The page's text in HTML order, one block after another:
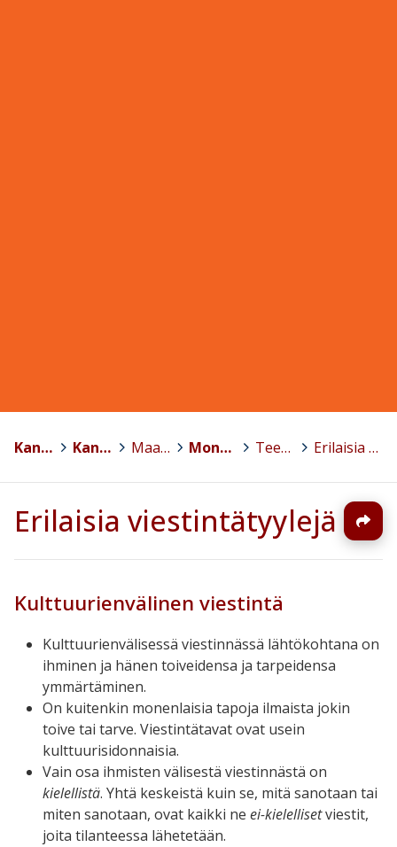
Kansalaisopistojen liitto KoL ry. Kansalaisopistofoorumi Maahanmuuttajakoulutus > Monikulttuurisuuden kohtaaminen kansalaisopistoissa -koulutusmateriaali 2018 Teema 2: KULTTUURIENVÄLINEN OSAAMINEN KOHTAAMISTILANTEISSA > Erilaisia viestintätyylejä
Erilaisia viestintätyylejä
Kulttuurienvälinen viestintä
Kulttuurienvälisessä viestinnässä lähtökohtana on
ihminen ja hänen toiveidensa ja tarpeidensa
ymmärtäminen.
On kuitenkin monenlaisia tapoja ilmaista jokin
toive tai tarve. Viestintätavat ovat usein
kulttuurisidonnaisia.
Vain osa ihmisten välisestä viestinnästä on
kielellistä. Yhtä keskeistä kuin se, mitä sanotaan tai
miten sanotaan, ovat kaikki ne ei-kielellisetviestit,
joita tilanteessa lähetetään.